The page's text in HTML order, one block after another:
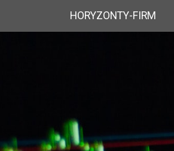
HORYZONTY-FIRM